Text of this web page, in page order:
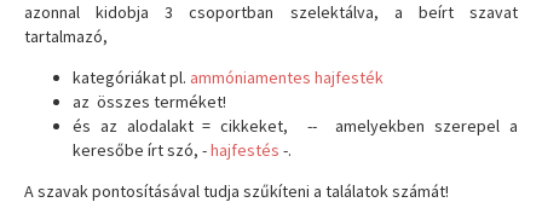
azonnal kidobja 3 csoportban szelektálva, a beírt szavat
tartalmazó,
kategóriákat pl. ammóniamentes hajfesték
az összes terméket!
és az alodalakt = cikkeket, -- amelyekben szerepel a
keresőbe írt szó, -hajfestés -.
A szavak pontosításával tudja szűkíteni a találatok számát!